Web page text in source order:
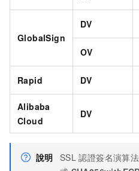
GlobalSign
DV
OV
Rapid DV
Alibaba
Cloud
DV
說明 SSL 認證簽名演算